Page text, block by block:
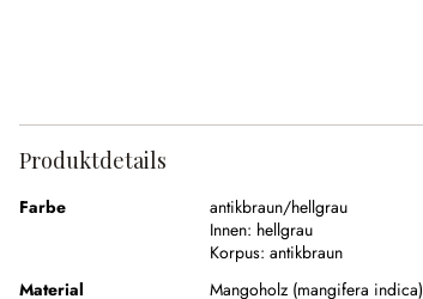
Produktdetails
Farbe
antikbraun/hellgrau
Innen: hellgrau
Korpus: antikbraun
Material
Mangoholz (mangifera indica)